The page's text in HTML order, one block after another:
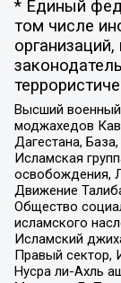
* Единый
том числе
Высший
моджахедов
Дагестана,
Исламская
освобождения,
Движение
Общество
исламского
Исламский
Правый сектор,
Нусра ли-Ахль